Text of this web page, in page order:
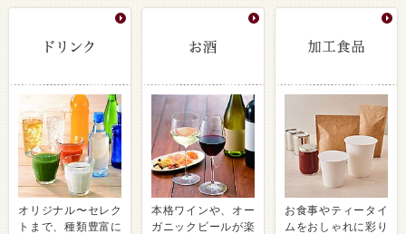
オリジナル〜セレク
トまで、種類豊富に
本格ワインや、オー
ガニックビールが楽
お食事やティータイ
ムをおしゃれに彩り